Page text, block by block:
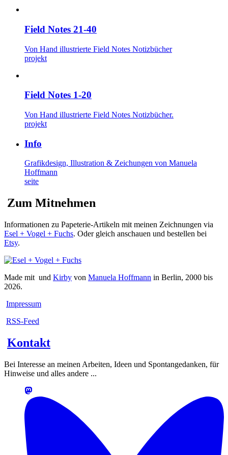
Field Notes 21-40
Von Hand illustrierte Field Notes Notizbücher
projekt
Field Notes 1-20
Von Hand illustrierte Field Notes Notizbücher.
projekt
Info
Grafikdesign, Illustration & Zeichungen von Manuela
Hoffmann
seite
Zum Mitnehmen
Informationen zu Papeterie-Artikeln mit meinen Zeichnungen via
Esel + Vogel + Fuchs. Oder gleich anschauen und bestellen bei
Etsy.
Made mit und Kirby von Manuela Hoffmann in Berlin, 2000 bis
2026.
Impressum
RSS-Feed
Kontakt
Bei Interesse an meinen Arbeiten, Ideen und Spontangedanken, für
Hinweise und alles andere ...